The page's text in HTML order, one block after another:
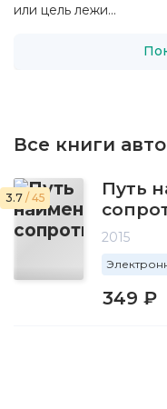
или цель лежи...
Все книги
3.7 / 45
Путь
2015
349 ₽